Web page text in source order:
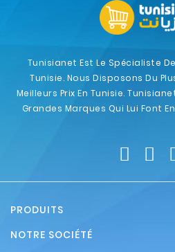
Tunisianet Est Le Spécialiste
Tunisie. Nous Disposons Du
Meilleurs Prix En Tunisie.
Grandes Marques Qui Lui Font
PRODUITS
NOTRE SOCIÉTÉ